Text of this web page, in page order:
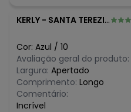
KERLY - SANTA TEREZINHA - PE
Cor: Azul / 10
Avaliação geral do produto:
Largura: Apertado
Comprimento: Longo
Comentário:
Incrível